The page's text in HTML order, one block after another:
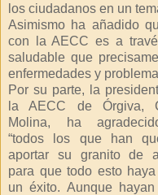
los ciudadanos en un
Asimismo ha añadido
con la AECC es a
saludable que
enfermedades y
Por su parte, la
la AECC de Órgiva,
Molina, ha
“todos los que han
aportar su granito de
para que todo esto
un éxito. Aunque